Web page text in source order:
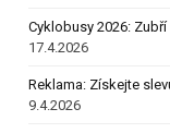
Cyklobusy 2026:
17.4.2026
Reklama: Získejte
9.4.2026